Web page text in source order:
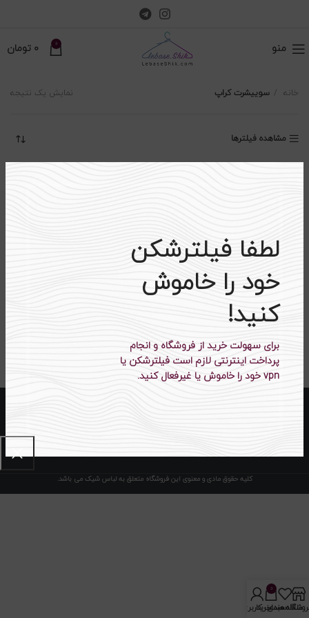
لطفا فیلترشکن
خود را خاموش
کنید!
برای سهولت خرید از فروشگاه و انجام
پرداخت اینترنتی لازم است فیلترشکن یا
vpn خود را خاموش یا غیرفعال کنید.
منو 0
0 تومان
خانه سوییشرت کراپ نمایش یک نتیجه
مشاهده فیلترها
ست سوییشرت کراپ و شلوار
اسلش کد KJ01
۷۵۰،۰۰۰ تومان ۴۲۹،۰۰۰ تومان
کلیه حقوق مادی و معنوی این فروشگاه متعلق به لباس شیک می باشد.
علاقه مندی
0
سبد خرید
حساب کاربری من